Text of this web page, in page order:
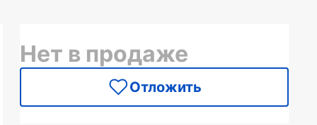
Нет в продаже
Отложить